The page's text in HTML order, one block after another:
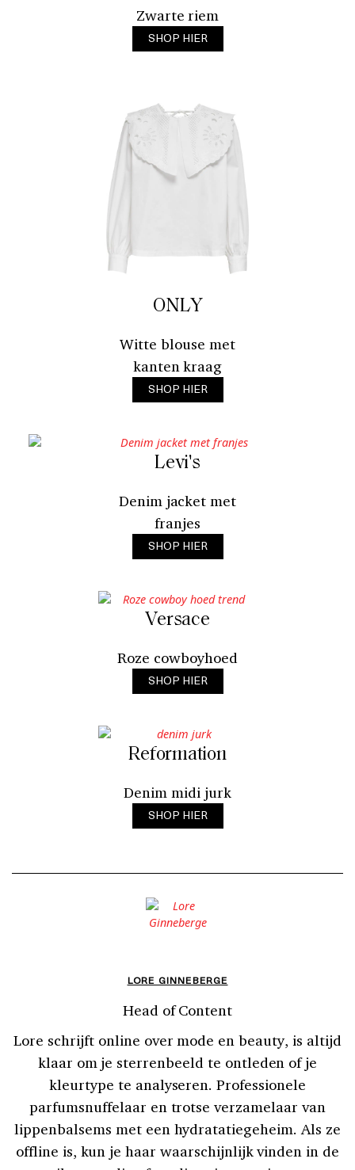
Zwarte riem
SHOP HIER
ONLY
Witte blouse met
kanten kraag
SHOP HIER
Levi's
Denim jacket met
franjes
SHOP HIER
Versace
Roze cowboyhoed
SHOP HIER
Reformation
Denim midi jurk
SHOP HIER
LORE GINNEBERGE
Head of Content
Lore schrijft online over mode en beauty, is altijd
klaar om je sterrenbeeld te ontleden of je
kleurtype te analyseren. Professionele
parfumsnuffelaar en trotse verzamelaar van
lippenbalsems met een hydratatiegeheim. Als ze
offline is, kun je haar waarschijnlijk vinden in de